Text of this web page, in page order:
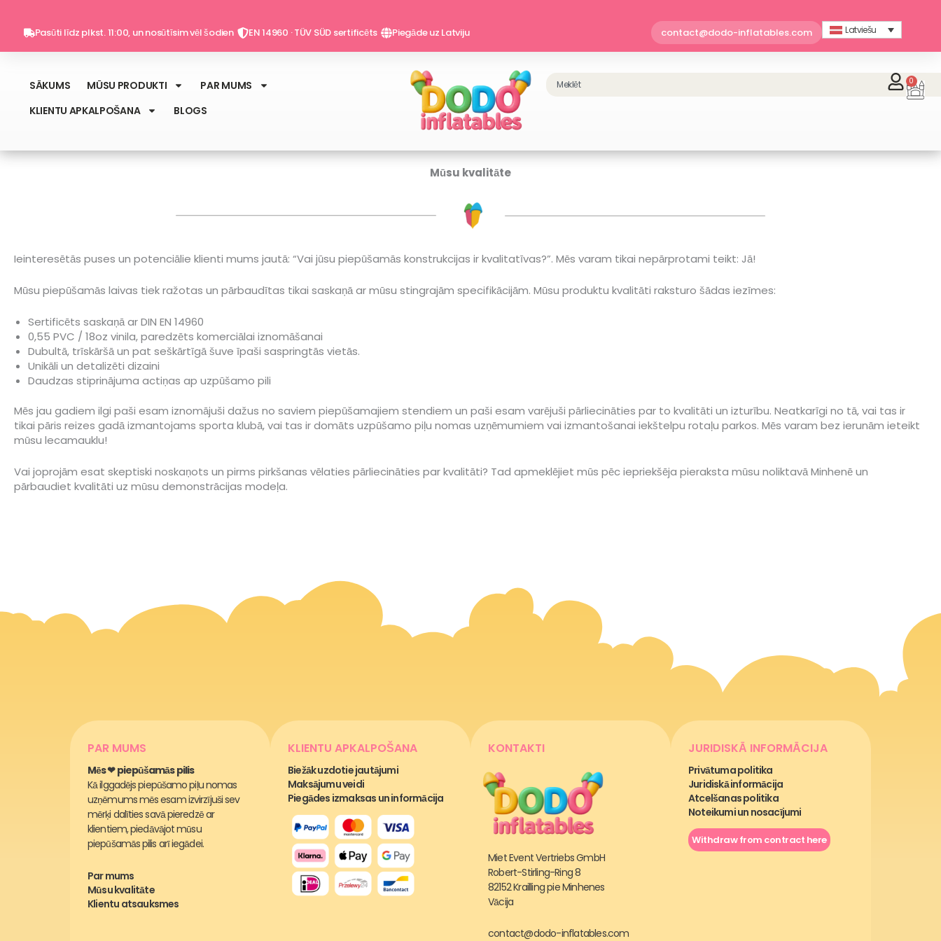
contentPasūti līdz plkst. 11:00, un nosūtīsim vēl šodien EN 14960 · TÜV SÜD sertificēts Piegāde uz Latviju contact@dodo-inflatables.com Latviešu
SĀKUMS MŪSU PRODUKTI
PAR MUMS
KLIENTU APKALPOŠANA
BLOGS
Search 0
Mūsu kvalitāte
Ieinteresētās puses un potenciālie klienti mums jautā: “Vai jūsu piepūšamās konstrukcijas ir kvalitatīvas?”. Mēs varam tikai nepārprotami teikt: Jā!
Mūsu piepūšamās laivas tiek ražotas un pārbaudītas tikai saskaņā ar mūsu stingrajām specifikācijām. Mūsu produktu kvalitāti raksturo šādas iezīmes:
Sertificēts saskaņā ar DIN EN 14960
0,55 PVC / 18oz vinila, paredzēts komerciālai iznomāšanai
Dubultā, trīskāršā un pat seškārtīgā šuve īpaši saspringtās vietās.
Unikāli un detalizēti dizaini
Daudzas stiprinājuma actiņas ap uzpūšamo pili
Mēs jau gadiem ilgi paši esam iznomājuši dažus no saviem piepūšamajiem stendiem un paši esam varējuši pārliecināties par to kvalitāti un izturību. Neatkarīgi no tā, vai tas ir
tikai pāris reizes gadā izmantojams sporta klubā, vai tas ir domāts uzpūšamo piļu nomas uzņēmumiem vai izmantošanai iekštelpu rotaļu parkos. Mēs varam bez ierunām ieteikt
mūsu lecamauklu!
Vai joprojām esat skeptiski noskaņots un pirms pirkšanas vēlaties pārliecināties par kvalitāti? Tad apmeklējiet mūs pēc iepriekšēja pieraksta mūsu noliktavā Minhenē un
pārbaudiet kvalitāti uz mūsu demonstrācijas modeļa.
PAR MUMS
Mēs ❤ piepūšamās pilis
Kā ilggadējs piepūšamo piļu nomas
uzņēmums mēs esam izvirzījuši sev
mērķi dalīties savā pieredzē ar
klientiem, piedāvājot mūsu
piepūšamās pilis arī iegādei.
Par mums
Mūsu kvalitāte
Klientu atsauksmes
KLIENTU APKALPOŠANA
Biežāk uzdotie jautājumi
Maksājumu veidi
Piegādes izmaksas un informācija
KONTAKTI
Miet Event Vertriebs GmbH
Robert-Stirling-Ring 8
82152 Krailling pie Minhenes
Vācija
contact@dodo-inflatables.com
JURIDISKĀ INFORMĀCIJA
Privātuma politika
Juridiskā informācija
Atcelšanas politika
Noteikumi un nosacījumi
Withdraw from contract here